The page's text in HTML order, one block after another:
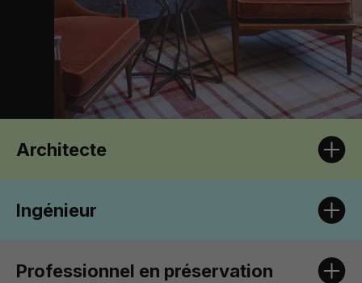
Architecte
Ingénieur
Professionnel en préservation